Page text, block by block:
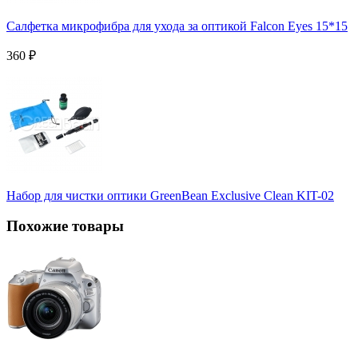
Салфетка микрофибра для ухода за оптикой Falcon Eyes 15*15
360 ₽
Набор для чистки оптики GreenBean Exclusive Clean KIT-02
Похожие товары